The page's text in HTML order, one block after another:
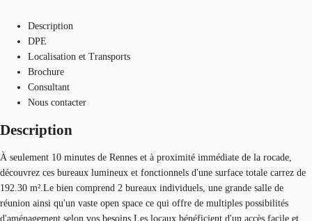
Description
DPE
Localisation et Transports
Brochure
Consultant
Nous contacter
Description
À seulement 10 minutes de Rennes et à proximité immédiate de la rocade,
découvrez ces bureaux lumineux et fonctionnels d'une surface totale carrez de
192.30 m².Le bien comprend 2 bureaux individuels, une grande salle de
réunion ainsi qu'un vaste open space ce qui offre de multiples possibilités
d'aménagement selon vos besoins.Les locaux bénéficient d'un accès facile et